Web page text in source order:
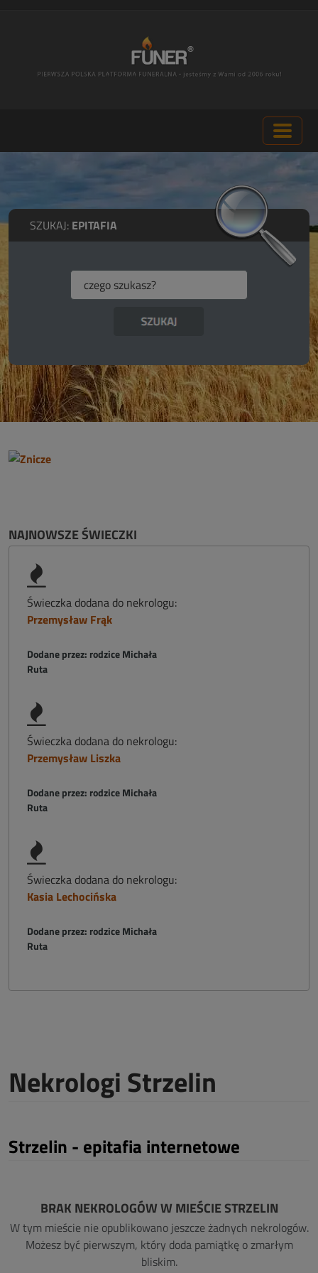
SZUKAJ: EPITAFIA
NAJNOWSZE ŚWIECZKI
Świeczka dodana do nekrologu:
Przemysław Frąk
Dodane przez: rodzice Michała
Ruta
Świeczka dodana do nekrologu:
Przemysław Liszka
Dodane przez: rodzice Michała
Ruta
Świeczka dodana do nekrologu:
Kasia Lechocińska
Dodane przez: rodzice Michała
Ruta
Nekrologi Strzelin
Strzelin - epitafia internetowe
BRAK NEKROLOGÓW W MIEŚCIE STRZELIN
W tym mieście nie opublikowano jeszcze żadnych nekrologów.
Możesz być pierwszym, który doda pamiątkę o zmarłym
bliskim.